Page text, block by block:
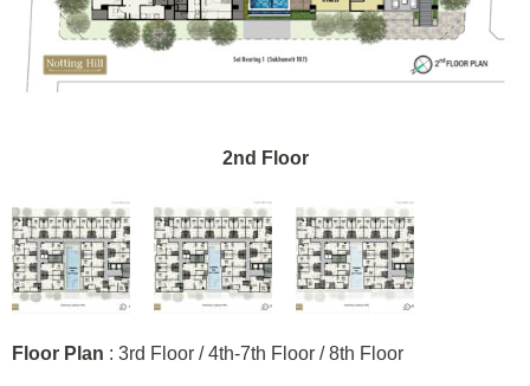
2nd Floor
Floor Plan : 3rd Floor / 4th-7th Floor / 8th Floor